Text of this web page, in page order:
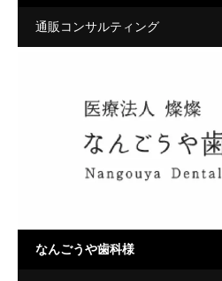
通販コンサルティング
なんごうや歯科様